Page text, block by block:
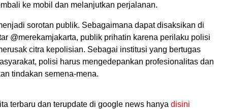
ke mobil dan melanjutkan perjalanan.
sorotan publik. Sebagaimana dapat disaksikan di
@merekamjakarta, publik prihatin karena perilaku polisi
citra kepolisian. Sebagai institusi yang bertugas
polisi harus mengedepankan profesionalitas dan
tindakan semena-mena.
terbaru dan terupdate di google news hanya disini